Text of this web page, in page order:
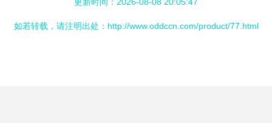
如若转载，请注明出处：http://www.oddccn.com/product/77.html